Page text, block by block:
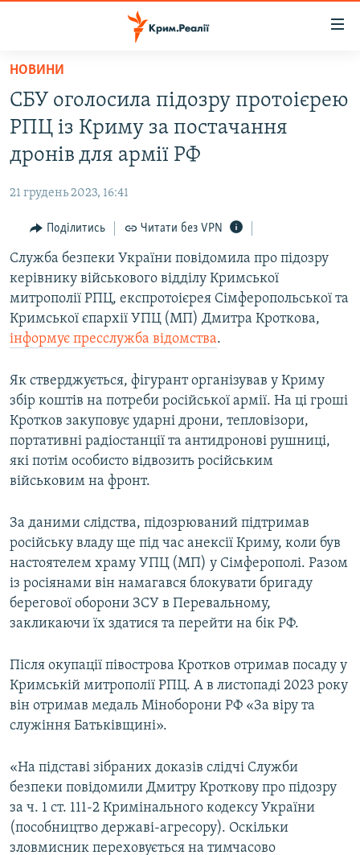
Перейти
основного
матеріалу
до
основної
навігації
Перейти
пошуку
ВІДЕО ТА ФОТО
БЛОГИ
ПОГЛЯД
ІНТЕРВ'Ю
ВСЕ ЗА ДЕНЬ
СПЕЦПРОЕКТИ
ДЕПОРТАЦІЯ
ВІДЕОУРОКИ «ELIFBE»
СВІДЧЕННЯ ОКУПАЦІЇ
УКРАЇНСЬКА ПРОБЛЕМА КРИМУ
ІНФОГРАФІКА
ЯК ОБІЙТИ БЛОКУВАННЯ
Русский
Qırımtatar
ДОЛУЧАЙСЯ!
Усі сайти RFE/RL
НОВИНИ
СБУ оголосила підозру протоієрею
РПЦ із Криму за постачання
дронів для армії РФ
21 грудень 2023, 16:41
Поділитись Читати без VPN
Служба безпеки України повідомила про підозру
керівнику військового відділу Кримської
митрополії РПЦ, експротоієрея Сімферопольської та
Кримської єпархії УПЦ (МП) Дмитра Кроткова,
інформує пресслужба відомства.
Як стверджується, фігурант організував у Криму
збір коштів на потреби російської армії. На ці гроші
Кротков закуповує ударні дрони, тепловізори,
портативні радіостанції та антидронові рушниці,
які потім особисто відвозить російським
військовим на фронт.
За даними слідства, підозрюваний підтримав
російську владу ще під час анексії Криму, коли був
настоятелем храму УПЦ (МП) у Сімферополі. Разом
із росіянами він намагався блокувати бригаду
берегової оборони ЗСУ в Перевальному,
закликаючи їх здатися та перейти на бік РФ.
Після окупації півострова Кротков отримав посаду у
Кримській митрополії РПЦ. А в листопаді 2023 року
він отримав медаль Міноборони РФ «За віру та
служіння Батьківщині».
«На підставі зібраних доказів слідчі Служби
безпеки повідомили Дмитру Кроткову про підозру
за ч. 1 ст. 111-2 Кримінального кодексу України
(пособництво державі-агресору). Оскільки
зловмисник переховується на тимчасово